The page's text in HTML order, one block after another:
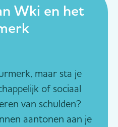
Wki en het
maar sta je
of sociaal
van schulden?
aantonen aan je